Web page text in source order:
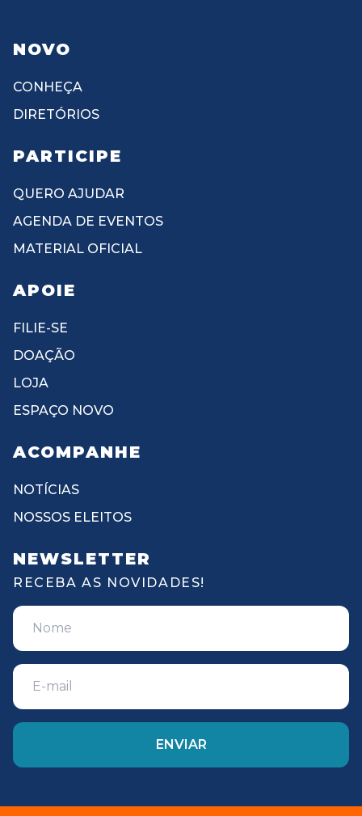
NOVO
CONHEÇA
DIRETÓRIOS
PARTICIPE
QUERO AJUDAR
AGENDA DE EVENTOS
MATERIAL OFICIAL
APOIE
FILIE-SE
DOAÇÃO
LOJA
ESPAÇO NOVO
ACOMPANHE
NOTÍCIAS
NOSSOS ELEITOS
NEWSLETTER
RECEBA AS NOVIDADES!